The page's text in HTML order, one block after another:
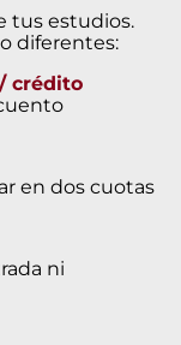
tus estudios.
diferentes:
crédito
en dos cuotas
ni